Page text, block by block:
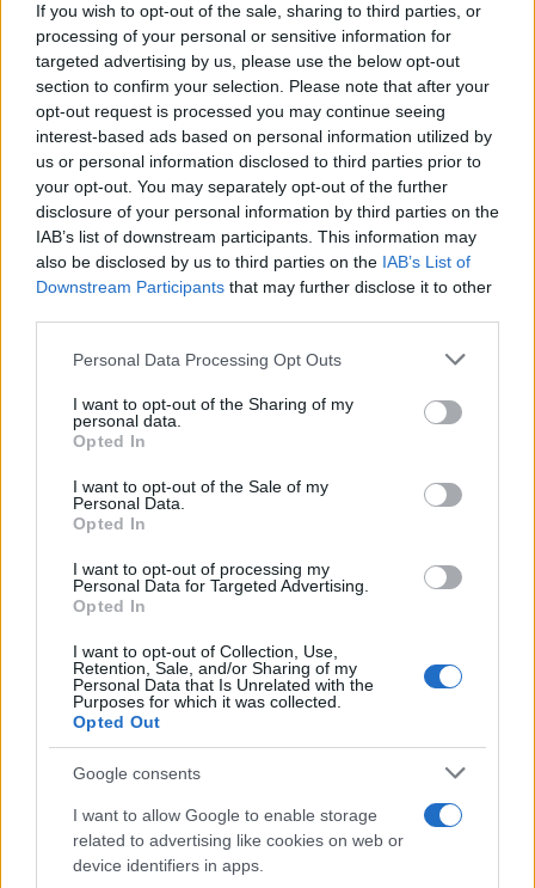
If you wish to opt-out of the sale, sharing to third parties, or
processing of your personal or sensitive information for
targeted advertising by us, please use the below opt-out
section to confirm your selection. Please note that after your
opt-out request is processed you may continue seeing
interest-based ads based on personal information utilized by
us or personal information disclosed to third parties prior to
your opt-out. You may separately opt-out of the further
disclosure of your personal information by third parties on the
IAB’s list of downstream participants. This information may
also be disclosed by us to third parties on the IAB’s List of
Downstream Participants that may further disclose it to other
Please note that this website/app uses one or more Google
not limited to your visit or usage behaviour. You may click to
grant or deny consent to Google and its third-party tags to
use your data for below specified purposes in below Google
consent section.
Personal Data Processing Opt Outs
I want to opt-out of the Sharing of my
personal data.
Opted In
I want to opt-out of the Sale of my
Personal Data.
Opted In
I want to opt-out of processing my
Personal Data for Targeted Advertising.
Opted In
I want to opt-out of Collection, Use,
Retention, Sale, and/or Sharing of my
Personal Data that Is Unrelated with the
Purposes for which it was collected.
Opted Out
Google consents
I want to allow Google to enable storage
related to advertising like cookies on web or
device identifiers in apps.
Inviaci le tue segnalazioni,
i tuoi video e le tue foto
Su WhatsApp al numero +39
345 356 7512
Notizie in tempo reale?
Entra nel canale telegram di
GalluraOggi.it
Condividi l'articolo
F
a
ce
b
o
o
T
w
it
te
r
Pi
n
te
re
st
W
h
at
A
p
S
h
a
Articolo precedente
Prossimo articolo
NOTIZIE RECENTI